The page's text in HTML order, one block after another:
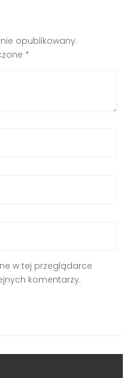
opublikowany.
*
w tej przeglądarce
komentarzy.